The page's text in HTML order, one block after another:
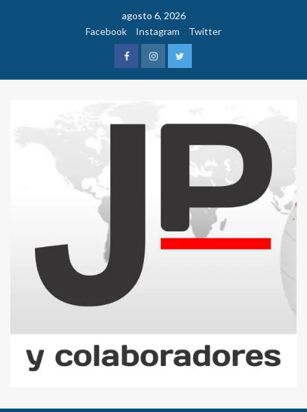
agosto 6, 2026
Facebook
Instagram Twitter
FacebookInstagramTwitter